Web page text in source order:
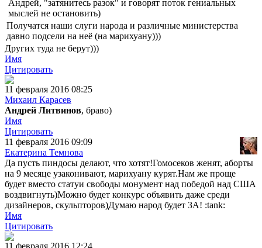
Андрей, "затянитесь разок" и говорят поток гениальных
мыслей не остановить)
Получатся наши слуги народа и различные министерства
давно подсели на неё (на марихуану)))
Других туда не берут)))
Имя
Цитировать
11 февраля 2016 08:25
Михаил Карасев
Андрей Литвинов, браво)
Имя
Цитировать
11 февраля 2016 09:09
Екатерина Темнова
Да пусть пиндосы делают, что хотят!Гомосеков женят, аборты
на 9 месяце узаконивают, марихуану курят.Нам же проще
будет вместо статуи свободы монумент над победой над США
воздвигнуть)Можно будет конкурс объявить даже среди
дизайнеров, скульпторов)Думаю народ будет ЗА! :tank:
Имя
Цитировать